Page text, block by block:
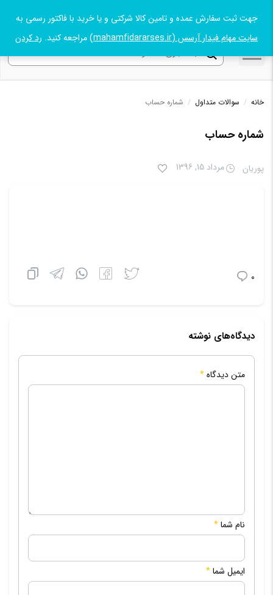
09131045021
خانه / سوالات متداول / شماره حساب
شماره حساب
پوریان مرداد 15, 1396
0
دیدگاه‌های نوشته
متن دیدگاه*
نام شما*
ایمیل شما*
جهت ثبت سفارش عمده و تامین کالا شرکتی و یا خرید با فاکتور رسمی به
سایت مهام فیدار آرسس (mahamfidararses.ir)
مراجعه کنید. رد کردن